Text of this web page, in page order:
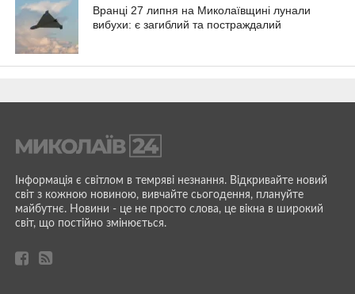
Вранці 27 липня на Миколаївщині лунали
вибухи: є загиблий та постраждалий
Інформація є світлом в темряві незнання. Відкривайте новий
світ з кожною новиною, вивчайте сьогодення, плануйте
майбутнє. Новини - це не просто слова, це вікна в широкий
світ, що постійно змінюється.